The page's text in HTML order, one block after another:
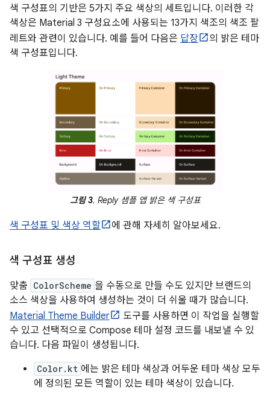
색 구성표의 기반은 5가지 주요 색상의 세트입니다. 이러한 각
색상은 Material 3 구성요소에 사용되는 13가지 색조의 색조 팔
레트와 관련이 있습니다. 예를 들어 다음은 답장
의 밝은 테마
색 구성표입니다.
그림 3. Reply 샘플 앱 밝은 색 구성표
색 구성표 및 색상 역할 에 관해 자세히 알아보세요.
색 구성표 생성
맞춤 ColorScheme 을 수동으로 만들 수도 있지만 브랜드의
소스 색상을 사용하여 생성하는 것이 더 쉬울 때가 많습니다.
Material Theme Builder
도구를 사용하면 이 작업을 실행할
수 있고 선택적으로 Compose 테마 설정 코드를 내보낼 수 있
습니다. 다음 파일이 생성됩니다.
Color.kt 에는 밝은 테마 색상과 어두운 테마 색상 모두
에 정의된 모든 역할이 있는 테마 색상이 있습니다.